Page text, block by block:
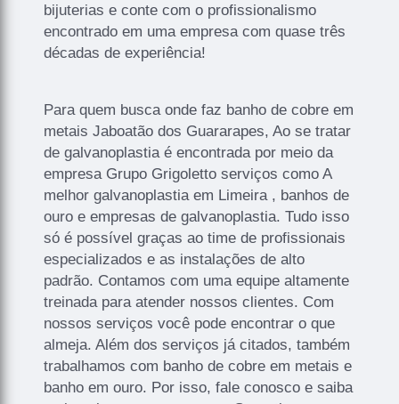
bijuterias e conte com o profissionalismo
encontrado em uma empresa com quase três
décadas de experiência!
Para quem busca onde faz banho de cobre em
metais Jaboatão dos Guararapes, Ao se tratar
de galvanoplastia é encontrada por meio da
empresa Grupo Grigoletto serviços como A
melhor galvanoplastia em Limeira , banhos de
ouro e empresas de galvanoplastia. Tudo isso
só é possível graças ao time de profissionais
especializados e as instalações de alto
padrão. Contamos com uma equipe altamente
treinada para atender nossos clientes. Com
nossos serviços você pode encontrar o que
almeja. Além dos serviços já citados, também
trabalhamos com banho de cobre em metais e
banho em ouro. Por isso, fale conosco e saiba